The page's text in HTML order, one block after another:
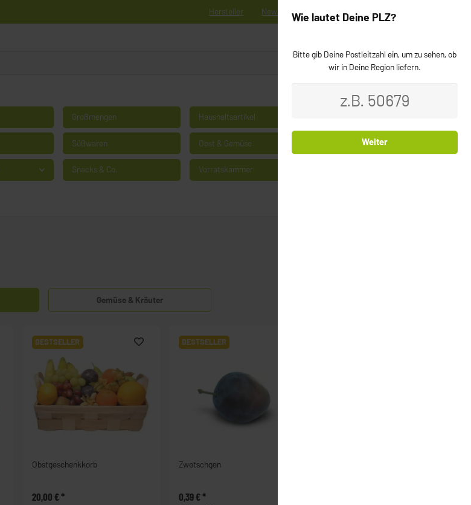
Hersteller News Registrieren Kontakt
0
Großmengen Haushaltsartikel
Süßwaren Obst & Gemüse Milchprodukte & Käse
Snacks & Co. Vorratskammer
Gemüse & Kräuter
BESTSELLER
Obstgeschenkkorb
20,00 €*
BESTSELLER
Zwetschgen
0,39 €*
Wie lautet Deine PLZ?
Bitte gib Deine Postleitzahl ein, um zu sehen, ob
wir in Deine Region liefern.
Weiter